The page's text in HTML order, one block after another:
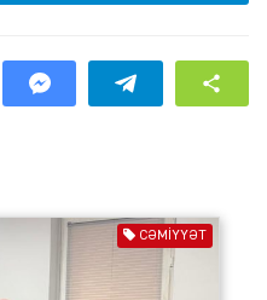
CƏMIYYƏT